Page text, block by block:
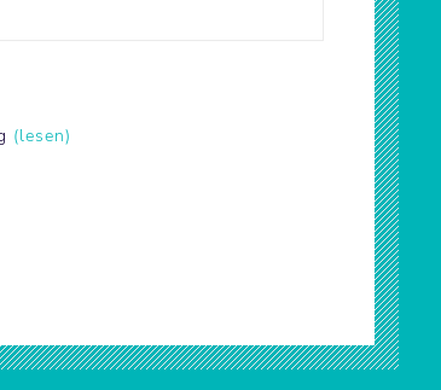
(lesen)